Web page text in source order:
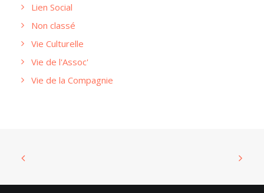
Lien Social
Non classé
Vie Culturelle
Vie de l'Assoc'
Vie de la Compagnie